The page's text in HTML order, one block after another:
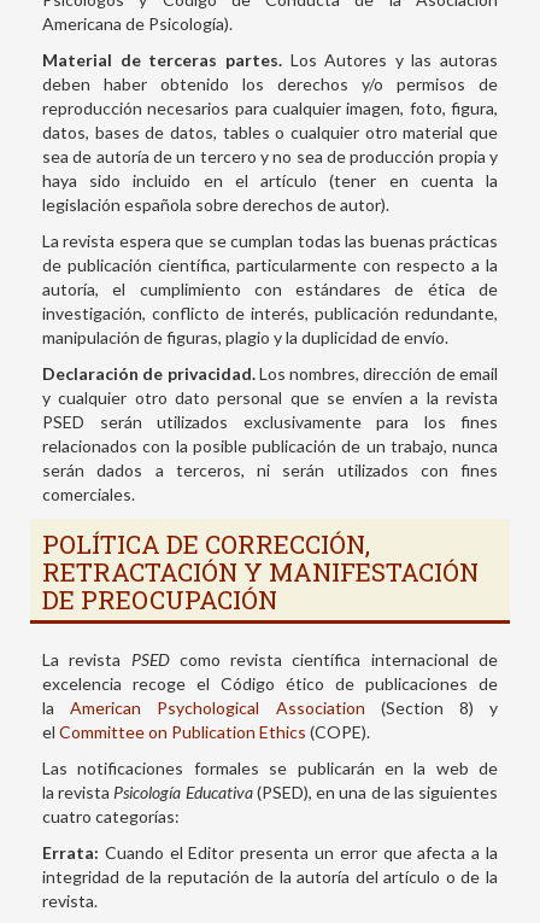
Americana de Psicología).
Material de terceras partes.Los Autores y las autoras
deben haber obtenido los derechos y/o permisos de
reproducción necesarios para cualquier imagen, foto, figura,
datos, bases de datos, tables o cualquier otro material que
sea de autoría de un tercero y no sea de producción propia y
haya sido incluido en el artículo (tener en cuenta la
legislación española sobre derechos de autor).
La revista espera que se cumplan todas las buenas prácticas
de publicación científica, particularmente con respecto a la
autoría, el cumplimiento con estándares de ética de
investigación, conflicto de interés, publicación redundante,
manipulación de figuras, plagio y la duplicidad de envío.
Declaración de privacidad.Los nombres, dirección de email
y cualquier otro dato personal que se envíen a la revista
PSED serán utilizados exclusivamente para los fines
relacionados con la posible publicación de un trabajo, nunca
serán dados a terceros, ni serán utilizados con fines
comerciales.
POLÍTICA DE CORRECCIÓN,
RETRACTACIÓN Y MANIFESTACIÓN
DE PREOCUPACIÓN
La revista PSEDcomo revista científica internacional de
excelencia recoge el Código ético de publicaciones de
laAmerican Psychological Association (Section 8) y
el Committee on Publication Ethics (COPE).
Las notificaciones formales se publicarán en la web de
la revista Psicología Educativa(PSED), en una de las siguientes
cuatro categorías:
Errata: Cuando el Editor presenta un error que afecta a la
integridad de la reputación de la autoría del artículo o de la
revista.